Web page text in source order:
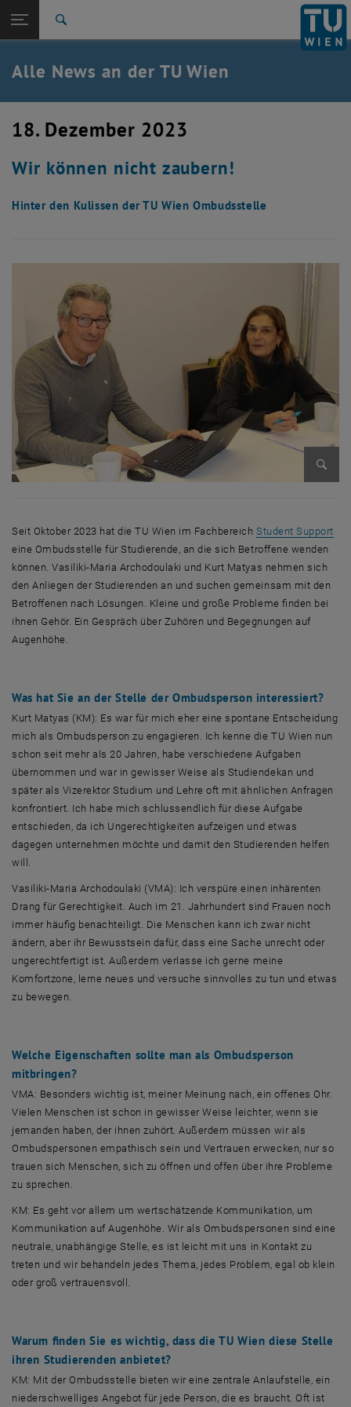
TU Login
Quicklinks
Quicklinks-Menü umschalten
Studium
Karriere
Zurück: Subseiten von TU Wien Startseite auflisten
Zurück zur letzten Ebene:
TU Wien Startseite
Übersicht
Alle News an der TU Wien
18. Dezember 2023
Wir können nicht zaubern!
Hinter den Kulissen der TU Wien Ombudsstelle
Seit Oktober 2023 hat die TU Wien im Fachbereich Student Support
eine Ombudsstelle für Studierende, an die sich Betroffene wenden
können. Vasiliki-Maria Archodoulaki und Kurt Matyas nehmen sich
den Anliegen der Studierenden an und suchen gemeinsam mit den
Betroffenen nach Lösungen. Kleine und große Probleme finden bei
ihnen Gehör. Ein Gespräch über Zuhören und Begegnungen auf
Augenhöhe.
Was hat Sie an der Stelle der Ombudsperson interessiert?
Kurt Matyas (KM): Es war für mich eher eine spontane Entscheidung
mich als Ombudsperson zu engagieren. Ich kenne die TU Wien nun
schon seit mehr als 20 Jahren, habe verschiedene Aufgaben
übernommen und war in gewisser Weise als Studiendekan und
später als Vizerektor Studium und Lehre oft mit ähnlichen Anfragen
konfrontiert. Ich habe mich schlussendlich für diese Aufgabe
entschieden, da ich Ungerechtigkeiten aufzeigen und etwas
dagegen unternehmen möchte und damit den Studierenden helfen
will.
Vasiliki-Maria Archodoulaki (VMA): Ich verspüre einen inhärenten
Drang für Gerechtigkeit. Auch im 21. Jahrhundert sind Frauen noch
immer häufig benachteiligt. Die Menschen kann ich zwar nicht
ändern, aber ihr Bewusstsein dafür, dass eine Sache unrecht oder
ungerechtfertigt ist. Außerdem verlasse ich gerne meine
Komfortzone, lerne neues und versuche sinnvolles zu tun und etwas
zu bewegen.
Welche Eigenschaften sollte man als Ombudsperson
mitbringen?
VMA: Besonders wichtig ist, meiner Meinung nach, ein offenes Ohr.
Vielen Menschen ist schon in gewisser Weise leichter, wenn sie
jemanden haben, der ihnen zuhört. Außerdem müssen wir als
Ombudspersonen empathisch sein und Vertrauen erwecken, nur so
trauen sich Menschen, sich zu öffnen und offen über ihre Probleme
zu sprechen.
KM: Es geht vor allem um wertschätzende Kommunikation, um
Kommunikation auf Augenhöhe. Wir als Ombudspersonen sind eine
neutrale, unabhängige Stelle, es ist leicht mit uns in Kontakt zu
treten und wir behandeln jedes Thema, jedes Problem, egal ob klein
oder groß vertrauensvoll.
Warum finden Sie es wichtig, dass die TU Wien diese Stelle
ihren Studierenden anbietet?
KM: Mit der Ombudsstelle bieten wir eine zentrale Anlaufstelle, ein
niederschwelliges Angebot für jede Person, die es braucht. Oft ist